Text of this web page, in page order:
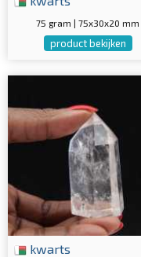
75 gram | 75x30x20 mm
product bekijken
kwarts